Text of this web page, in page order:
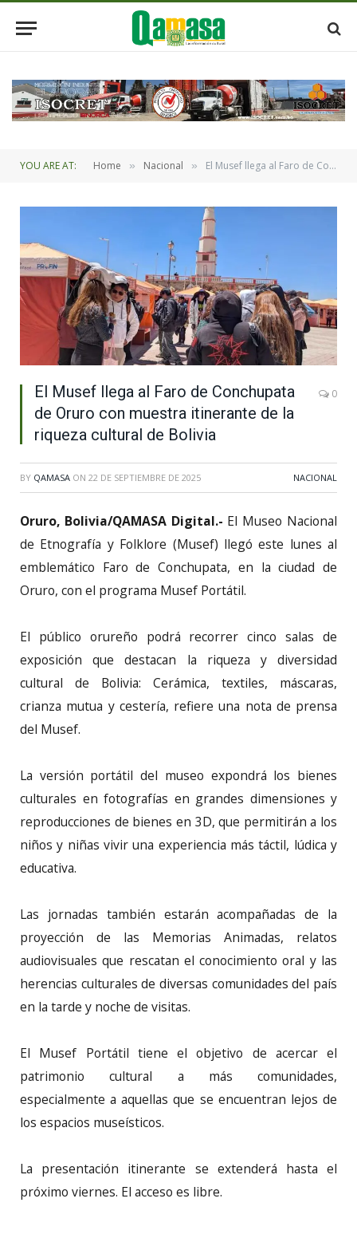
YOU ARE AT: Home » Nacional » El Musef llega al Faro de Conchupata de Oruro con muestra itinerante de la riqueza cultural de Bolivia
El Musef llega al Faro de Conchupata
de Oruro con muestra itinerante de la
riqueza cultural de Bolivia
0
BY QAMASA ON 22 DE SEPTIEMBRE DE 2025 NACIONAL
Oruro, Bolivia/QAMASA Digital.- El Museo Nacional
de Etnografía y Folklore (Musef) llegó este lunes al
emblemático Faro de Conchupata, en la ciudad de
Oruro, con el programa Musef Portátil.
El público orureño podrá recorrer cinco salas de
exposición que destacan la riqueza y diversidad
cultural de Bolivia: Cerámica, textiles, máscaras,
crianza mutua y cestería, refiere una nota de prensa
del Musef.
La versión portátil del museo expondrá los bienes
culturales en fotografías en grandes dimensiones y
reproducciones de bienes en 3D, que permitirán a los
niños y niñas vivir una experiencia más táctil, lúdica y
educativa.
Las jornadas también estarán acompañadas de la
proyección de las Memorias Animadas, relatos
audiovisuales que rescatan el conocimiento oral y las
herencias culturales de diversas comunidades del país
en la tarde y noche de visitas.
El Musef Portátil tiene el objetivo de acercar el
patrimonio cultural a más comunidades,
especialmente a aquellas que se encuentran lejos de
los espacios museísticos.
La presentación itinerante se extenderá hasta el
próximo viernes. El acceso es libre.